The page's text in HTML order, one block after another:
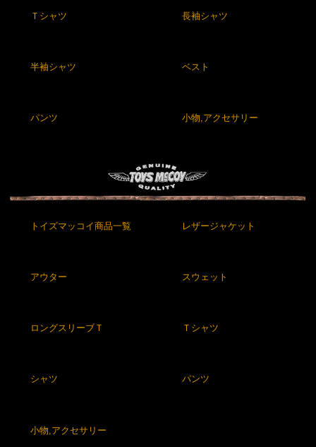
Ｔシャツ 長袖シャツ
半袖シャツ ベスト
パンツ 小物,アクセサリー
トイズマッコイ商品一覧 レザージャケット
アウター スウェット
ロングスリーブＴ Ｔシャツ
シャツ パンツ
小物,アクセサリー